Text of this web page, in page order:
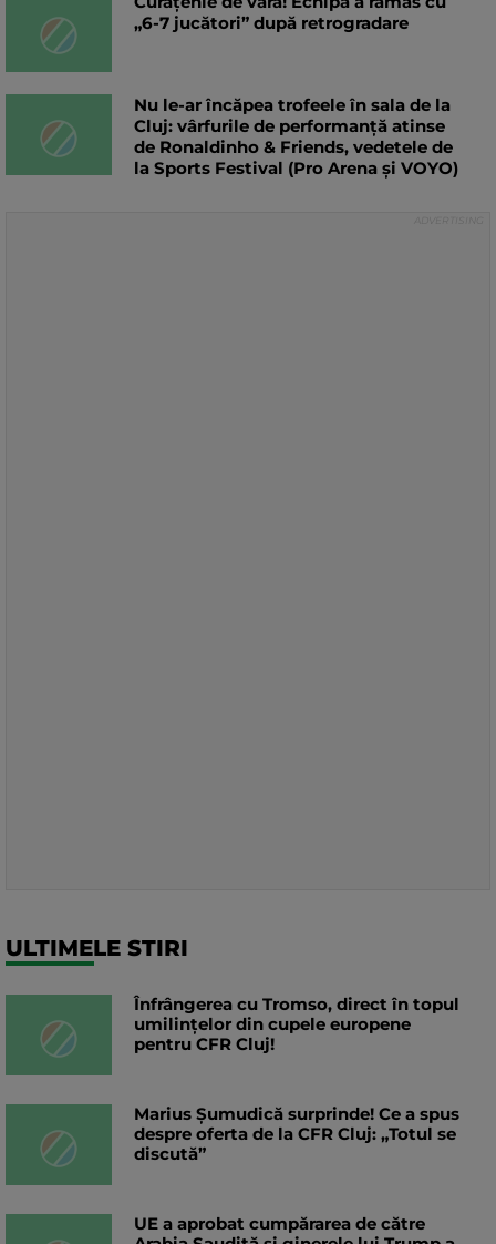
„6-7 jucători” după retrogradare
Nu le-ar încăpea trofeele în sala de la
Cluj: vârfurile de performanță atinse
de Ronaldinho & Friends, vedetele de
la Sports Festival (Pro Arena și VOYO)
ULTIMELE STIRI
Înfrângerea cu Tromso, direct în topul
umilințelor din cupele europene
pentru CFR Cluj!
Marius Șumudică surprinde! Ce a spus
despre oferta de la CFR Cluj: „Totul se
discută”
UE a aprobat cumpărarea de către